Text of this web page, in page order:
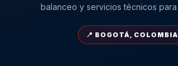
balanceo y servicios técnicos
📍 BOGOTÁ, COLOMBIA